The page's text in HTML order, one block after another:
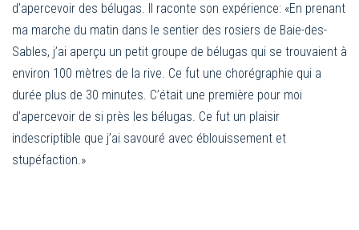
d’apercevoir des bélugas. Il raconte son expérience: «En prenant
ma marche du matin dans le sentier des rosiers de Baie-des-
Sables, j’ai aperçu un petit groupe de bélugas qui se trouvaient à
environ 100 mètres de la rive. Ce fut une chorégraphie qui a
durée plus de 30 minutes. C’était une première pour moi
d’apercevoir de si près les bélugas. Ce fut un plaisir
indescriptible que j’ai savouré avec éblouissement et
stupéfaction.»